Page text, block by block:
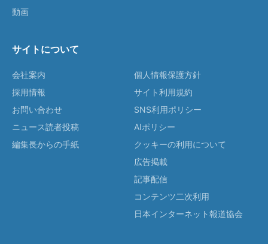
動画
サイトについて
会社案内
採用情報
お問い合わせ
ニュース読者投稿
編集長からの手紙
個人情報保護方針
サイト利用規約
SNS利用ポリシー
AIポリシー
クッキーの利用について
広告掲載
記事配信
コンテンツ二次利用
日本インターネット報道協会